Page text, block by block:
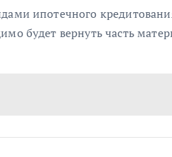
ипотечного
будет вернуть часть